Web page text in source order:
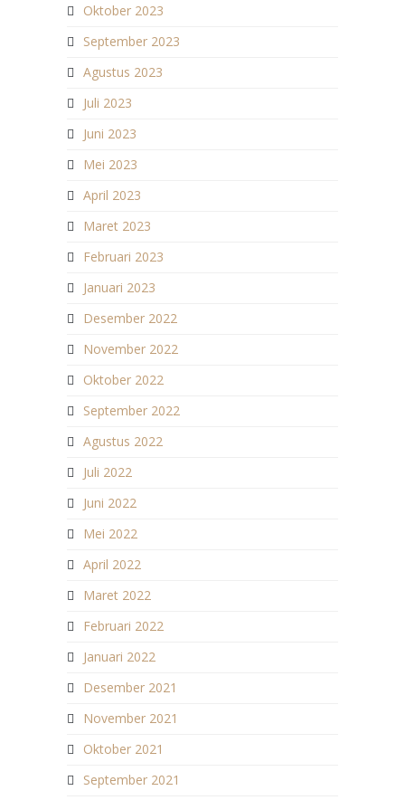
Oktober 2023
September 2023
Agustus 2023
Juli 2023
Juni 2023
Mei 2023
April 2023
Maret 2023
Februari 2023
Januari 2023
Desember 2022
November 2022
Oktober 2022
September 2022
Agustus 2022
Juli 2022
Juni 2022
Mei 2022
April 2022
Maret 2022
Februari 2022
Januari 2022
Desember 2021
November 2021
Oktober 2021
September 2021